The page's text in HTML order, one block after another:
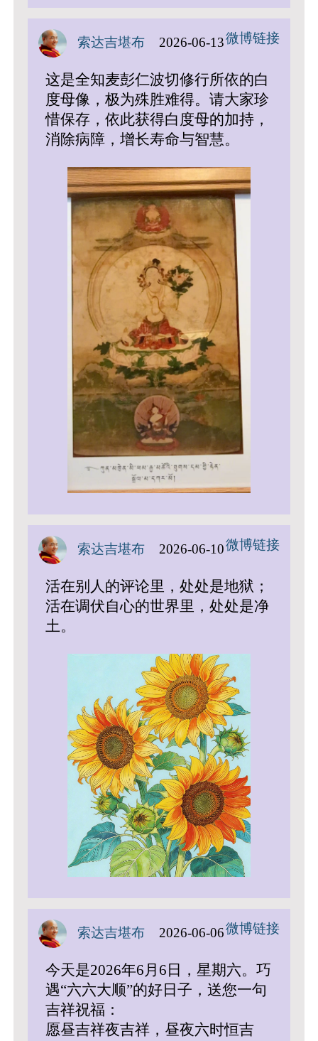
索达吉堪布 2026-06-13微博链接
这是全知麦彭仁波切修行所依的白
度母像，极为殊胜难得。请大家珍
惜保存，依此获得白度母的加持，
消除病障，增长寿命与智慧。
索达吉堪布 2026-06-10微博链接
活在别人的评论里，处处是地狱；
活在调伏自心的世界里，处处是净
土。
索达吉堪布 2026-06-06微博链接
今天是2026年6月6日，星期六。巧
遇“六六大顺”的好日子，送您一句
吉祥祝福：
愿昼吉祥夜吉祥，昼夜六时恒吉